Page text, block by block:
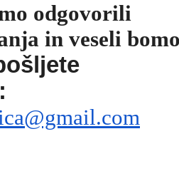
odgovorili
in veseli